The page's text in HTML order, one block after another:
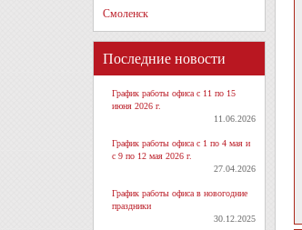
Смоленск
Последние новости
График работы офиса с 11 по 15
июня 2026 г.
11.06.2026
График работы офиса с 1 по 4 мая и
с 9 по 12 мая 2026 г.
27.04.2026
График работы офиса в новогодние
праздники
30.12.2025